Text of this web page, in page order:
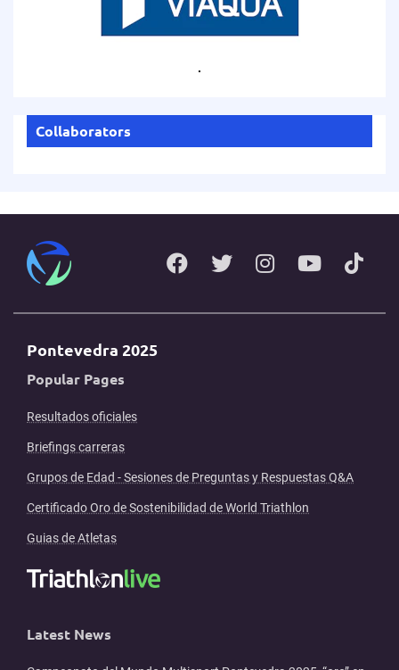
.
Collaborators
Pontevedra 2025
Popular Pages
Resultados oficiales
Briefings carreras
Grupos de Edad - Sesiones de Preguntas y Respuestas Q&A
Certificado Oro de Sostenibilidad de World Triathlon
Guias de Atletas
Latest News